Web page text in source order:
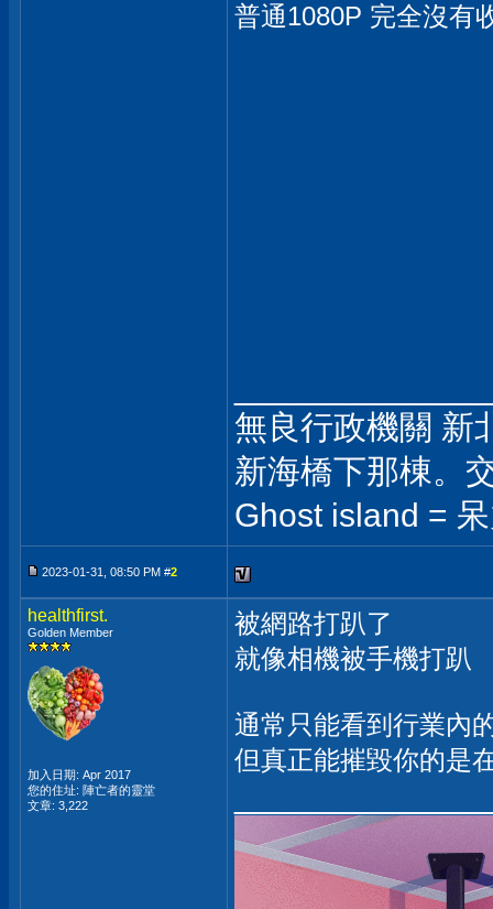
普通1080P 完全沒有
無良行政機關 新
新海橋下那棟。
Ghost island =
2023-01-31, 08:50 PM #2
healthfirst.
Golden Member
加入日期: Apr 2017
您的住址: 陣亡者的靈堂
文章: 3,222
被網路打趴了
就像相機被手機打趴
通常只能看到行業內
但真正能摧毀你的是